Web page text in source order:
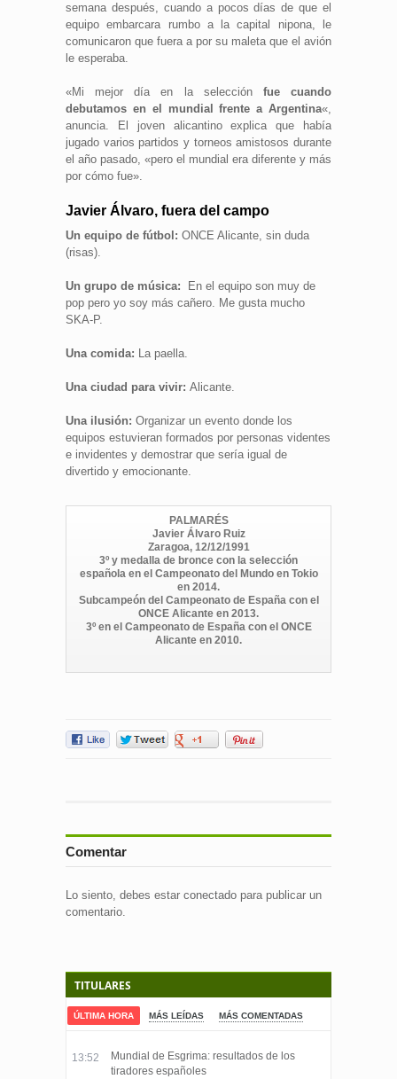
semana después, cuando a pocos días de que el
equipo embarcara rumbo a la capital nipona, le
comunicaron que fuera a por su maleta que el avión
le esperaba.
«Mi mejor día en la selección fue cuando
debutamos en el mundial frente a Argentina«,
anuncia. El joven alicantino explica que había
jugado varios partidos y torneos amistosos durante
el año pasado, «pero el mundial era diferente y más
por cómo fue».
Javier Álvaro, fuera del campo
Un equipo de fútbol: ONCE Alicante, sin duda
(risas).
Un grupo de música: En el equipo son muy de
pop pero yo soy más cañero. Me gusta mucho
SKA-P.
Una comida: La paella.
Una ciudad para vivir: Alicante.
Una ilusión: Organizar un evento donde los
equipos estuvieran formados por personas videntes
e invidentes y demostrar que sería igual de
divertido y emocionante.
PALMARÉS
Javier Álvaro Ruiz
Zaragoa, 12/12/1991
3º y medalla de bronce con la selección
española en el Campeonato del Mundo en Tokio
en 2014.
Subcampeón del Campeonato de España con el
ONCE Alicante en 2013.
3º en el Campeonato de España con el ONCE
Alicante en 2010.
Comentar
Lo siento, debes estar conectado para publicar un
comentario.
TITULARES
ÚLTIMA HORA MÁS LEÍDAS MÁS COMENTADAS
13:52
Mundial de Esgrima: resultados de los
tiradores españoles